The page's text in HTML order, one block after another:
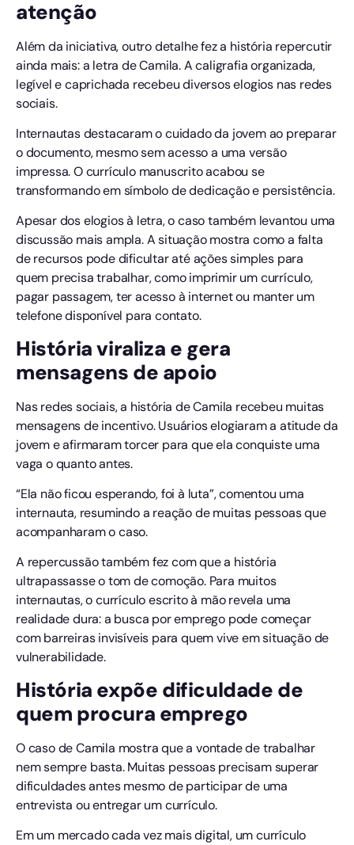
atenção
Além da iniciativa, outro detalhe fez a história repercutir
ainda mais: a letra de Camila. A caligrafia organizada,
legível e caprichada recebeu diversos elogios nas redes
sociais.
Internautas destacaram o cuidado da jovem ao preparar
o documento, mesmo sem acesso a uma versão
impressa. O currículo manuscrito acabou se
transformando em símbolo de dedicação e persistência.
Apesar dos elogios à letra, o caso também levantou uma
discussão mais ampla. A situação mostra como a falta
de recursos pode dificultar até ações simples para
quem precisa trabalhar, como imprimir um currículo,
pagar passagem, ter acesso à internet ou manter um
telefone disponível para contato.
História viraliza e gera
mensagens de apoio
Nas redes sociais, a história de Camila recebeu muitas
mensagens de incentivo. Usuários elogiaram a atitude da
jovem e afirmaram torcer para que ela conquiste uma
vaga o quanto antes.
“Ela não ficou esperando, foi à luta”, comentou uma
internauta, resumindo a reação de muitas pessoas que
acompanharam o caso.
A repercussão também fez com que a história
ultrapassasse o tom de comoção. Para muitos
internautas, o currículo escrito à mão revela uma
realidade dura: a busca por emprego pode começar
com barreiras invisíveis para quem vive em situação de
vulnerabilidade.
História expõe dificuldade de
quem procura emprego
O caso de Camila mostra que a vontade de trabalhar
nem sempre basta. Muitas pessoas precisam superar
dificuldades antes mesmo de participar de uma
entrevista ou entregar um currículo.
Em um mercado cada vez mais digital, um currículo